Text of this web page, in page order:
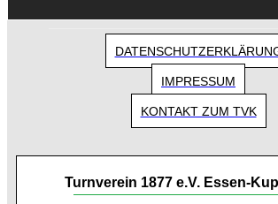
IMPRESSUM
KONTAKT ZUM TVK
Turnverein 1877 e.V. Essen-